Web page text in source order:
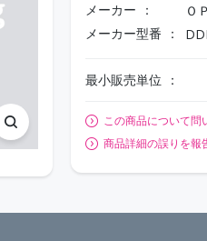
メーカー Ｏ
メーカー型番
最小販売単位
この商品について問
商品詳細の誤りを報